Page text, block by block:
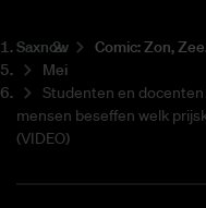
Saxnow Co­mic: Zon,
Mei
Studenten en
mensen beseffen welk
(VIDEO)